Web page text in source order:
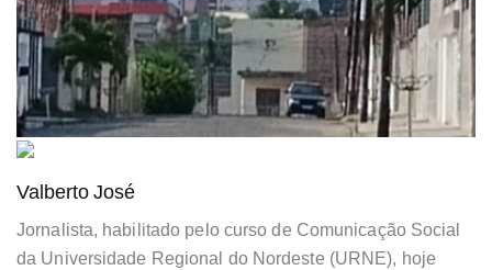
Valberto José
Jornalista, habilitado pelo curso de Comunicação Social
da Universidade Regional do Nordeste (URNE), hoje